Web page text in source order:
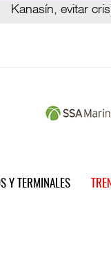
Kanasín, evitar crisis
AMANAC, treinta
Y TERMINALES